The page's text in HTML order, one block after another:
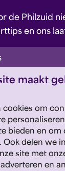
maakt
cookies om
bieden en om
Ook delen we
site met
en
de Philzuid
en ons
en
en steun ons!